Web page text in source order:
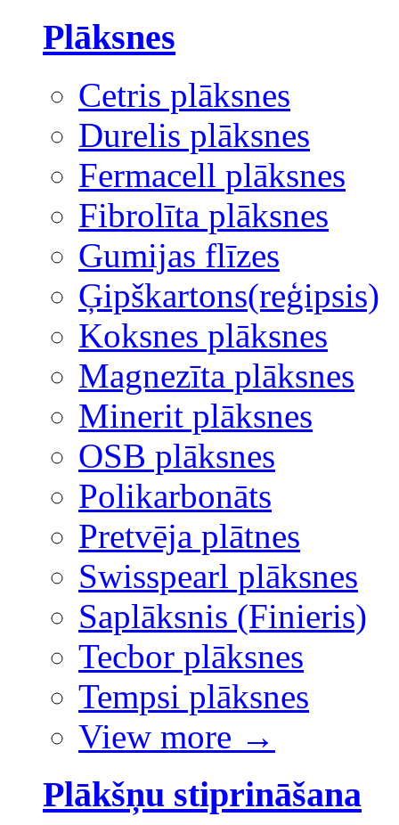
Plāksnes
Cetris plāksnes
Durelis plāksnes
Fermacell plāksnes
Fibrolīta plāksnes
Gumijas flīzes
Ģipškartons(reģipsis)
Koksnes plāksnes
Magnezīta plāksnes
Minerit plāksnes
OSB plāksnes
Polikarbonāts
Pretvēja plātnes
Swisspearl plāksnes
Saplāksnis (Finieris)
Tecbor plāksnes
Tempsi plāksnes
View more →
Plākšņu stiprināšana